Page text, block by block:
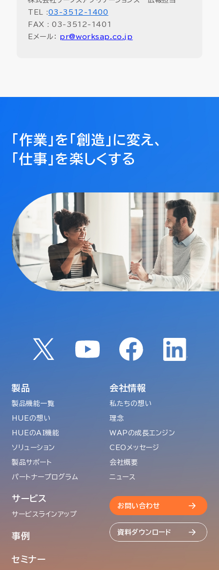
TEL :03-3512-1400
FAX : 03-3512-1401
Eメール： pr@worksap.co.jp
「作業」を「創造」に変え、
「仕事」を楽しくする
製品
製品機能一覧
HUEの想い
HUEのAI機能
ソリューション
製品サポート
パートナープログラム
サービス
サービスラインアップ
事例
セミナー
会社情報
私たちの想い
理念
WAPの成長エンジン
CEOメッセージ
会社概要
ニュース
お問い合わせ
資料ダウンロード